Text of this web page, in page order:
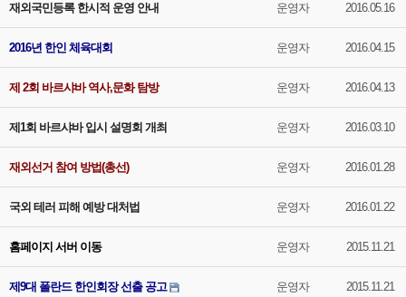
재외국민등록 한시적 운영 안내 운영자 2016.05.16
2016년 한인 체육대회 운영자 2016.04.15
제 2회 바르샤바 역사,문화 탐방 운영자 2016.04.13
제1회 바르샤바 입시 설명회 개최 운영자 2016.03.10
재외선거 참여 방법(총선) 운영자 2016.01.28
국외 테러 피해 예방 대처법 운영자 2016.01.22
홈페이지 서버 이동 운영자 2015.11.21
제9대 폴란드 한인회장 선출 공고 운영자 2015.11.21